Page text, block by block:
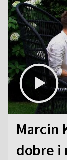
Marcin
dobre i